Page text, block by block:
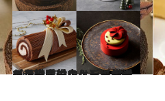
2025.10.30
〈予約受付中！〉【横浜のクリスマスケーキ4選】イルミネーションに包まれた港町でホリデーシーズンの主役を
グルメ